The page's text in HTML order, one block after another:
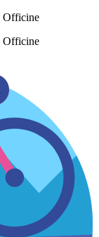
Officine
Officine